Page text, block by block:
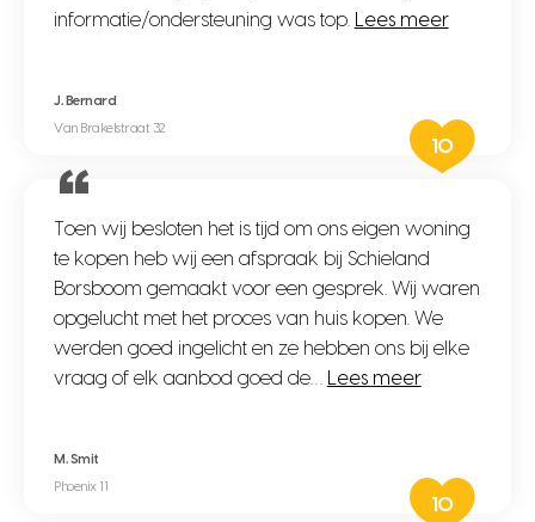
informatie/ondersteuning was top.
Lees meer
J. Bernard
Van Brakelstraat 32
10
Toen wij besloten het is tijd om ons eigen woning
te kopen heb wij een afspraak bij Schieland
Borsboom gemaakt voor een gesprek. Wij waren
opgelucht met het proces van huis kopen. We
werden goed ingelicht en ze hebben ons bij elke
vraag of elk aanbod goed de…
Lees meer
M. Smit
Phoenix 11
10